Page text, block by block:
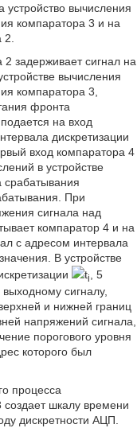
устройство вычисления
компаратора 3 и на
2 задерживает сигнал на
вычисления
компаратора 3,
фронта
на вход
дискретизации
вход компаратора 4
в устройстве
срабатывания
При
сигнала над
компаратор 4 и на
с адресом интервала
В устройстве
ti
, 5
сигналу,
и нижней границ
напряжений сигнала,
порогового уровня
которого был
процесса
шкалу времени
дискретности АЦП.